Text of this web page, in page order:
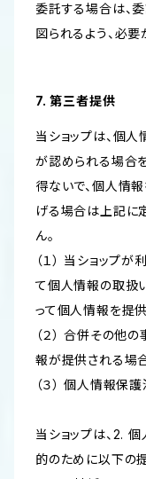
委託する場合は、
図られるよう、必
7. 第三者提供
当ショップは、個
が認められる場合
得ないで、個人情
げる場合は上記に
ん。
（１） 当ショップ
て個人情報の取扱
って個人情報を提
（２） 合併その他
報が提供される場
（３） 個人情報保
当ショップは、2.
的のために以下の